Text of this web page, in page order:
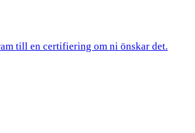
till en certifiering om ni önskar det.